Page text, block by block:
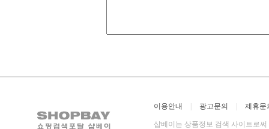
이용안내 광고문의 제휴문
샵베이는 상품정보 검색 사이트로